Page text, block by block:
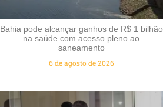
Bahia pode alcançar ganhos de R$ 1 bilhão
na saúde com acesso pleno ao
saneamento
6 de agosto de 2026